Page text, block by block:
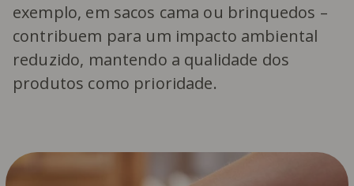
exemplo, em sacos cama ou brinquedos –
contribuem para um impacto ambiental
reduzido, mantendo a qualidade dos
produtos como prioridade.